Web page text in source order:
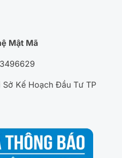
Mật Mã
Kế Hoạch Đầu Tư TP